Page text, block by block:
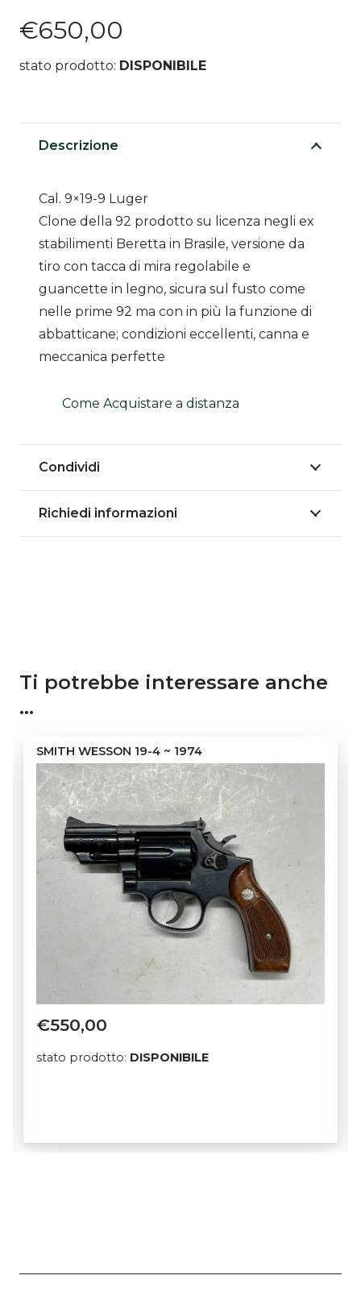
€650,00
stato prodotto: DISPONIBILE
Descrizione
Cal. 9×19-9 Luger
Clone della 92 prodotto su licenza negli ex
stabilimenti Beretta in Brasile, versione da
tiro con tacca di mira regolabile e
guancette in legno, sicura sul fusto come
nelle prime 92 ma con in più la funzione di
abbatticane; condizioni eccellenti, canna e
meccanica perfette
Come Acquistare a distanza
Condividi
Richiedi informazioni
Ti potrebbe interessare anche
…
Giberna Carabina M1 con 2 caricatori ~ 1957